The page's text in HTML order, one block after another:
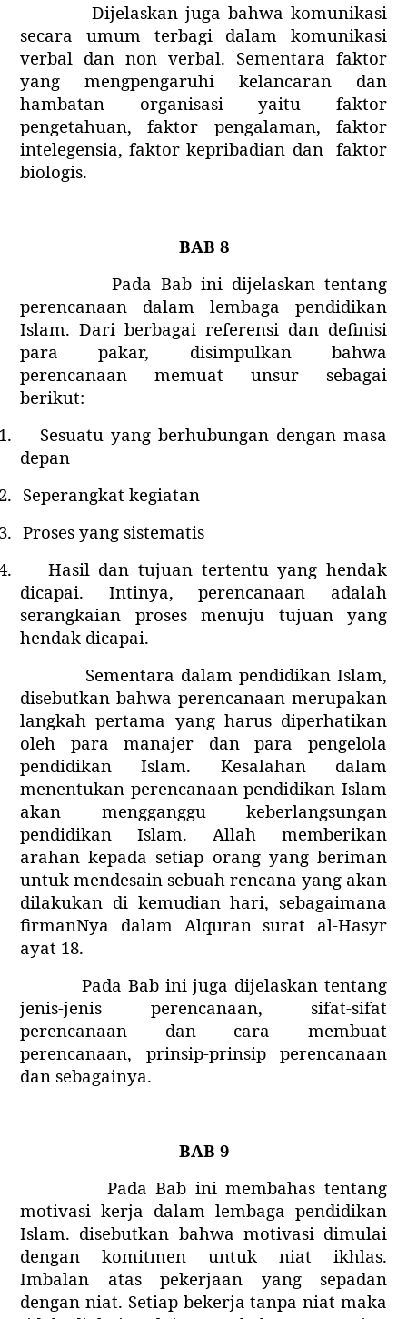
Dijelaskan juga bahwa komunikasi
secara umum terbagi dalam komunikasi
verbal dan non verbal. Sementara faktor
yang mengpengaruhi kelancaran dan
hambatan organisasi yaitu faktor
pengetahuan, faktor pengalaman, faktor
intelegensia, faktor kepribadian dan faktor
biologis.
BAB 8
Pada Bab ini dijelaskan tentang
perencanaan dalam lembaga pendidikan
Islam. Dari berbagai referensi dan definisi
para pakar, disimpulkan bahwa
perencanaan memuat unsur sebagai
berikut:
Sesuatu yang berhubungan dengan masa
depan
Seperangkat kegiatan
Proses yang sistematis
Hasil dan tujuan tertentu yang hendak
dicapai. Intinya, perencanaan adalah
serangkaian proses menuju tujuan yang
hendak dicapai.
Sementara dalam pendidikan Islam,
disebutkan bahwa perencanaan merupakan
langkah pertama yang harus diperhatikan
oleh para manajer dan para pengelola
pendidikan Islam. Kesalahan dalam
menentukan perencanaan pendidikan Islam
akan mengganggu keberlangsungan
pendidikan Islam. Allah memberikan
arahan kepada setiap orang yang beriman
untuk mendesain sebuah rencana yang akan
dilakukan di kemudian hari, sebagaimana
firmanNya dalam Alquran surat al-Hasyr
ayat 18.
Pada Bab ini juga dijelaskan tentang
jenis-jenis perencanaan, sifat-sifat
perencanaan dan cara membuat
perencanaan, prinsip-prinsip perencanaan
dan sebagainya.
BAB 9
Pada Bab ini membahas tentang
motivasi kerja dalam lembaga pendidikan
Islam. disebutkan bahwa motivasi dimulai
dengan komitmen untuk niat ikhlas.
Imbalan atas pekerjaan yang sepadan
dengan niat. Setiap bekerja tanpa niat maka